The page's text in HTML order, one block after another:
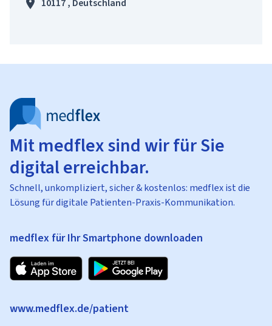
10117 , Deutschland
Mit medflex sind wir für Sie
digital erreichbar.
Schnell, unkompliziert, sicher & kostenlos: medflex ist die
Lösung für digitale Patienten-Praxis-Kommunikation.
medflex für Ihr Smartphone downloaden
www.medflex.de/patient